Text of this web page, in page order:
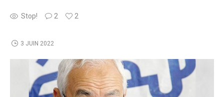
Stop! 2 2
3 JUIN 2022